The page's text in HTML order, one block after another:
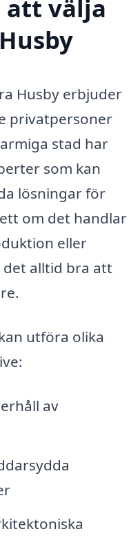
att välja
Husby erbjuder
privatpersoner
stad har
som kan
lösningar för
om det handlar
eller
alltid bra att
utföra olika
av